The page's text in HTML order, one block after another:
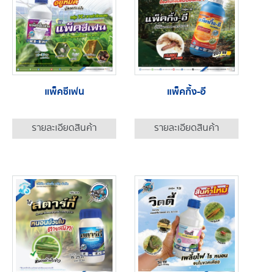
แพ็คซีเฟน
รายละเอียดสินค้า
แพ็คกิ้ง-อี
รายละเอียดสินค้า